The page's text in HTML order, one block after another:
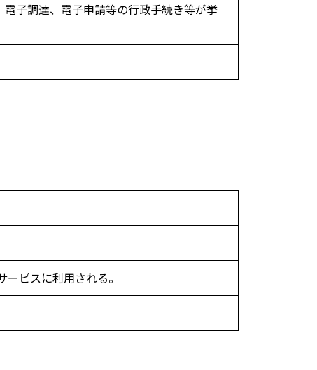
子調達、電子申請等の行政手続き等が挙
ビスに利用される。